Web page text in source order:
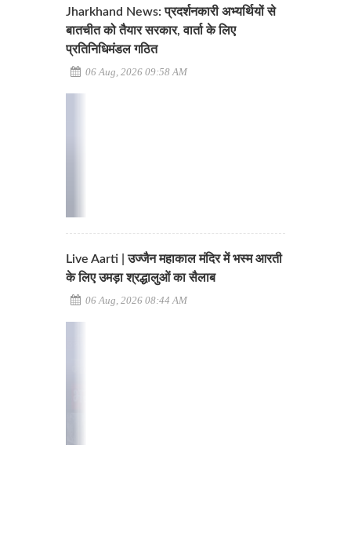
Jharkhand News: प्रदर्शनकारी अभ्यर्थियों से
बातचीत को तैयार सरकार, वार्ता के लिए
प्रतिनिधिमंडल गठित
06 Aug, 2026 09:58 AM
Live Aarti | उज्जैन महाकाल मंदिर में भस्म आरती
के लिए उमड़ा श्रद्धालुओं का सैलाब
06 Aug, 2026 08:44 AM